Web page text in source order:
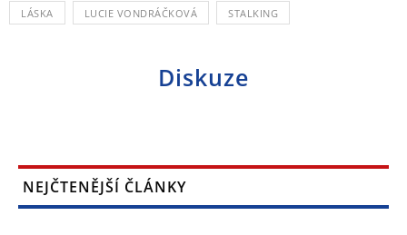
LÁSKA LUCIE VONDRÁČKOVÁ STALKING
Diskuze
NEJČTENĚJŠÍ ČLÁNKY